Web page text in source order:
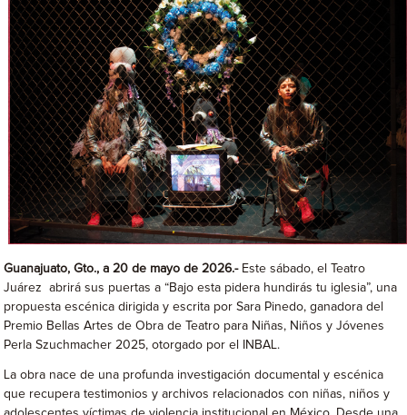
Guanajuato, Gto., a 20 de mayo de 2026.- Este sábado, el Teatro
Juárez abrirá sus puertas a “Bajo esta pidera hundirás tu iglesia”, una
propuesta escénica dirigida y escrita por Sara Pinedo, ganadora del
Premio Bellas Artes de Obra de Teatro para Niñas, Niños y Jóvenes
Perla Szuchmacher 2025, otorgado por el INBAL.
La obra nace de una profunda investigación documental y escénica
que recupera testimonios y archivos relacionados con niñas, niños y